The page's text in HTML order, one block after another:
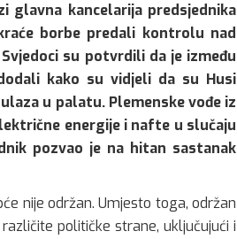
glavna kancelarija predsjednika
borbe predali kontrolu nad
su potvrdili da je između
kako su vidjeli da su Husi
u palatu. Plemenske vođe iz
energije i nafte u slučaju
pozvao je na hitan sastanak
nije održan. Umjesto toga, održan
političke strane, uključujući i